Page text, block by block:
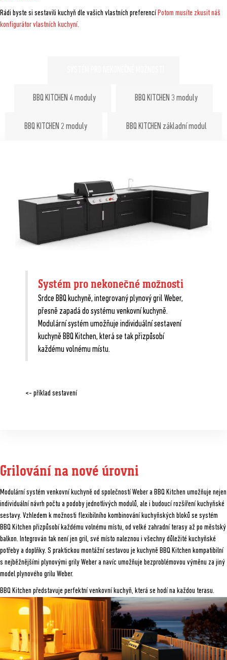
Rádi byste si sestavili kuchyň dle vašich vlastních preferencí Potom musíte zkusit náš
konfigurátor vlastních kuchyní.
BBQ KITCHEN 4 moduly BBQ KITCHEN 3 moduly
BBQ KITCHEN 2 moduly BBQ KITCHEN základní modul
BBQ KUCHYNĚ
Systém pro nekonečné možnosti
Srdce BBQ kuchyně, integrovaný plynový gril Weber,
přesně zapadá do systému venkovní kuchyně.
Modulární systém umožňuje individuální sestavení
kuchyně BBQ Kitchen, která se tak přizpůsobí
každému volnému místu.
<- příklad sestavení
Grilování na nové úrovni
Modulární systém venkovní kuchyně od společností Weber a BBQ Kitchen umožňuje nejen
individuální návrh počtu a podoby jednotlivých modulů, ale i budoucí rozšíření kuchyňské
sestavy. Vzhledem k možnosti flexibilního kombinování kuchyňských bloků se systém
BBQ Kitchen přizpůsobí každému volnému místu, od velké zahradní terasy až po městský
balkon. Integrován tak není jen gril, své místo naleznou i všechny důležité kuchyňské
potřeby a doplňky. S praktickou montážní sestavou je kuchyně BBQ Kitchen kompatibilní
s nejběžnějšími plynovými grily Weber a navíc umožňuje bezproblémovou výměnu za jiný
model plynového grilu Weber.
BBQ Kitchen představuje perfektní venkovní kuchyň, která se hodí na každou terasu.